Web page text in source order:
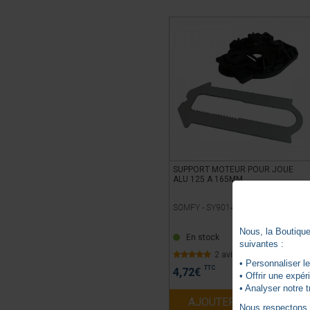
SUPPORT MOTEUR POUR JOUE
ALU 125 A 165MM
SOMFY - SY9014585
En stock
2 avis
4,72€ TTC
AJOUTER AU PANIER
Nous, la
suivantes :
• Personnaliser
• Offrir une
• Analyser notre
Nous